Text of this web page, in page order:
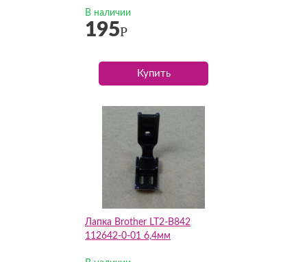
В наличии
195Р
Купить
Лапка Brother LT2-B842
112642-0-01 6,4мм